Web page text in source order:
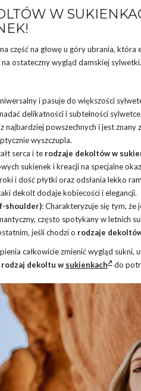
W
część na głowę u góry ubrania,
ostateczny wygląd damskiej
i pasuje do większości
delikatności i subtelności sylwetce.
najbardziej powszechnych i jest
wyszczupla.
serca i te rodzaje dekoltów w
sukienek i kreacji na specjalne
i dość płytki oraz odsłania lekko
dekolt dodaje kobiecości i elegancji.
shoulder): Charakteryzuje się tym, że
często spotykany w letnich
jeśli chodzi o rodzaje
całkowicie zmienić wygląd
rodzaj dekoltu w sukienkach do